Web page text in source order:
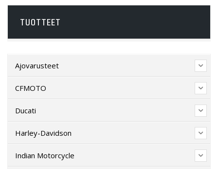
TUOTTEET
Ajovarusteet
CFMOTO
Ducati
Harley-Davidson
Indian Motorcycle